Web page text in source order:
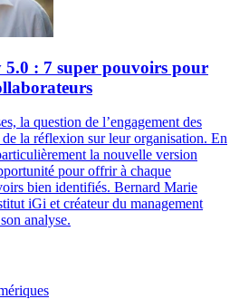
: 7 super pouvoirs pour
la question de l’engagement des
la réflexion sur leur organisation. En
la nouvelle version
pour offrir à chaque
bien identifiés. Bernard Marie
iGi et créateur du management
analyse.